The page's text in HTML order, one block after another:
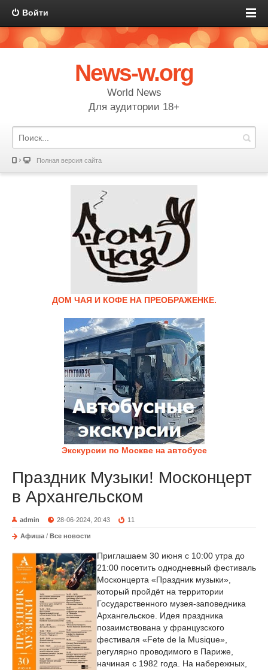
Войти
News-w.org
World News
Для аудитории 18+
Полная версия сайта
ДОМ ЧАЯ И КОФЕ НА ПРЕОБРАЖЕНКЕ.
Экскурсии по Москве на автобусе
Праздник Музыки! Москонцерт
в Архангельском
admin 28-06-2024, 20:43 11
Афиша / Все новости
Приглашаем 30 июня с 10:00 утра до
21:00 посетить однодневный фестиваль
Москонцерта «Праздник музыки»,
который пройдёт на территории
Государственного музея-заповедника
Архангельское. Идея праздника
позаимствована у французского
фестиваля «Fete de la Musique»,
регулярно проводимого в Париже,
начиная с 1982 года. На набережных,